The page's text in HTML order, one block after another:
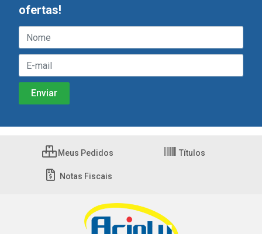
ofertas!
Meus Pedidos Títulos
Notas Fiscais